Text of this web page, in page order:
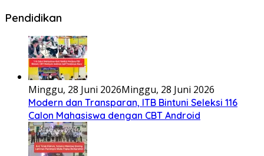
Pendidikan
Minggu, 28 Juni 2026Minggu, 28 Juni 2026
Modern dan Transparan, ITB Bintuni Seleksi 116
Calon Mahasiswa dengan CBT Android